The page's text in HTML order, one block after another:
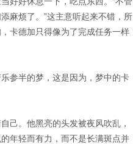
麻烦了。”这主意听起来不错，所
卡德加只得像为了完成任务一样
参半的梦，这是因为，梦中的卡
己。他黑亮的头发被夜风吹乱，
年轻而有力，而不是长满斑点并